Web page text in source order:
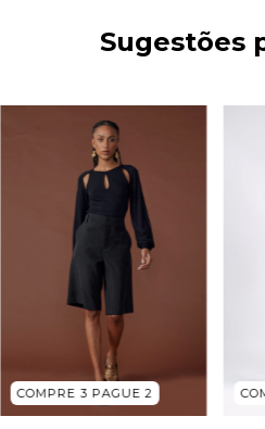
Sugestões
COMPRE 3 PAGUE 2